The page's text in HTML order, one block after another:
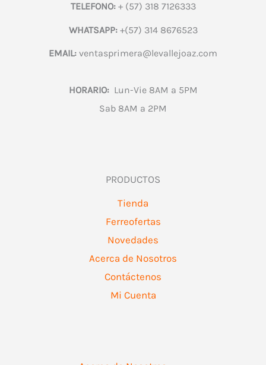
TELEFONO:+ (57) 318 7126333
WHATSAPP:+(57) 314 8676523
EMAIL: ventasprimera@levallejoaz.com
HORARIO:Lun-Vie 8AM a 5PM
Sab 8AM a 2PM
PRODUCTOS
Tienda
Ferreofertas
Novedades
Acerca de Nosotros
Contáctenos
Mi Cuenta